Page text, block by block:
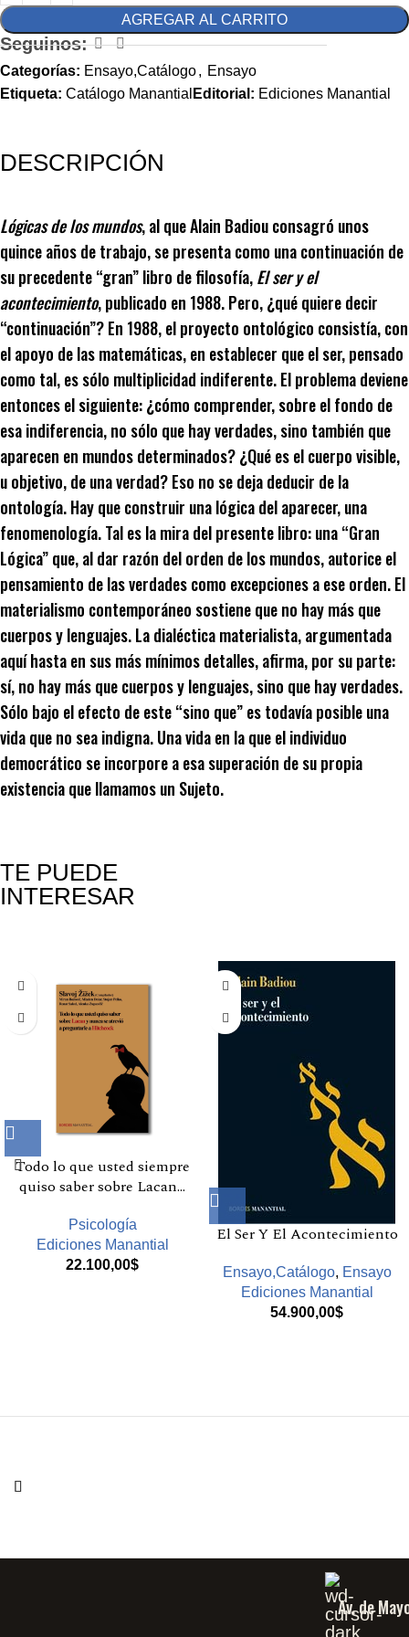
AGREGAR AL CARRITO
Seguinos:
Categorías: Ensayo,Catálogo, Ensayo
Etiqueta: Catálogo Manantial Editorial: Ediciones Manantial
DESCRIPCIÓN
Lógicas de los mundos, al que Alain Badiou consagró unos
quince años de trabajo, se presenta como una continuación de
su precedente “gran” libro de filosofía,El ser y el
acontecimiento, publicado en 1988. Pero, ¿qué quiere decir
“continuación”? En 1988, el proyecto ontológico consistía, con
el apoyo de las matemáticas, en establecer que el ser, pensado
como tal, es sólo multiplicidad indiferente. El problema deviene
entonces el siguiente: ¿cómo comprender, sobre el fondo de
esa indiferencia, no sólo que hay verdades, sino también que
aparecen en mundos determinados? ¿Qué es el cuerpo visible,
u objetivo, de una verdad? Eso no se deja deducir de la
ontología. Hay que construir una lógica del aparecer, una
fenomenología. Tal es la mira del presente libro: una “Gran
Lógica” que, al dar razón del orden de los mundos, autorice el
pensamiento de las verdades como excepciones a ese orden. El
materialismo contemporáneo sostiene que no hay más que
cuerpos y lenguajes. La dialéctica materialista, argumentada
aquí hasta en sus más mínimos detalles, afirma, por su parte:
sí, no hay más que cuerpos y lenguajes, sino que hay verdades.
Sólo bajo el efecto de este “sino que” es todavía posible una
vida que no sea indigna. Una vida en la que el individuo
democrático se incorpore a esa superación de su propia
existencia que llamamos un Sujeto.
TE PUEDE
INTERESAR
Todo lo que usted siempre
quiso saber sobre Lacan…
Psicología
Ediciones Manantial
22.100,00$
El Ser Y El Acontecimiento
Ensayo,Catálogo, Ensayo
Ediciones Manantial
54.900,00$
Av. de